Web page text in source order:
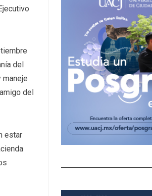
del
maneje
del
estar